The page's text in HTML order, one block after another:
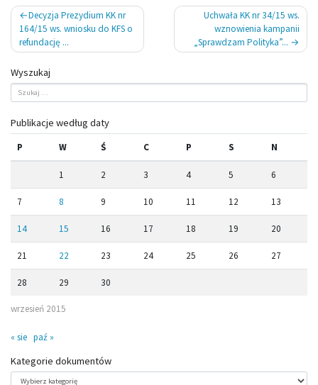
Nawigacja
wpisu
Decyzja Prezydium KK nr
164/15 ws. wniosku do KFS o
refundację ...
Uchwała KK nr 34/15 ws.
wznowienia kampanii
„Sprawdzam Polityka”...
Wyszukaj
Publikacje według daty
wrzesień 2015
P W Ś C P S N
1 2 3 4 5 6
7 8 9 10 11 12 13
14 15 16 17 18 19 20
21 22 23 24 25 26 27
28 29 30
« sie paź »
Kategorie dokumentów